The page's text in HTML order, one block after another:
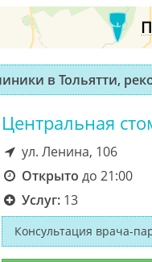
в Тольятти,
Центральная
ул. Ленина, 106
Открыто до 21:00
Услуг:13
Консультация врача-